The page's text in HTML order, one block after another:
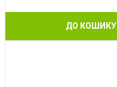
ДО КОШИКУ